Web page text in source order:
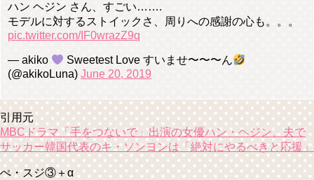
ハン ヘジン さん、すごい…….
モデルに対するストイックさ、周りへの感謝の心も。。。
pic.twitter.com/IF0wrazZ9q
— akiko
Sweetest Love すいませ〜〜〜ん
(@akikoLuna) June 20, 2019
引用元
MBCドラマ「手をつないで」出演の女優ハン・ヘジン、夫で
サッカー韓国代表のキ・ソンヨンは「絶対にやるべきと応援」
ぺ・スジ③＋α